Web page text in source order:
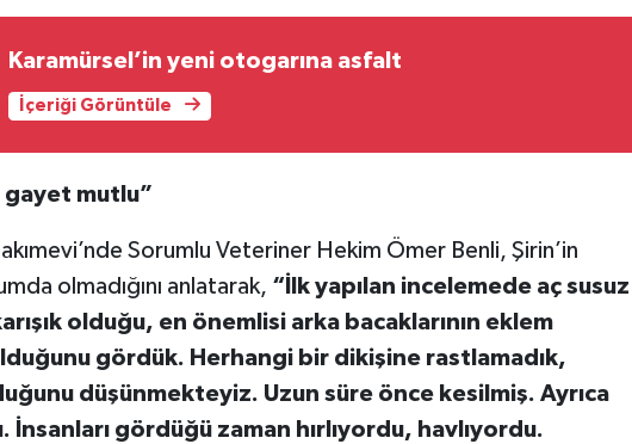
Karamürsel’in yeni otogarına asfalt
İçeriği Görüntüle
gayet mutlu”
Sorumlu Veteriner Hekim Ömer Benli, Şirin’in
olmadığını anlatarak, “İlk yapılan incelemede aç susuz
olduğu, en önemlisi arka bacaklarının eklem
gördük. Herhangi bir dikişine rastlamadık,
düşünmekteyiz. Uzun süre önce kesilmiş. Ayrıca
İnsanları gördüğü zaman hırlıyordu, havlıyordu.